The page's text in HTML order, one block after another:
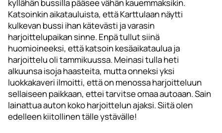
kyllähän bussilla pääsee vähän kauemmaksikin.
Katsoinkin aikatauluista, että Karttulaan näytti
kulkevan bussi ihan kätevästi ja varasin
harjoittelupaikan sinne. Enpä tullut siinä
huomioineeksi, että katsoin kesäaikataulua ja
harjoittelu oli tammikuussa. Meinasi tulla heti
alkuunsa isoja haasteita, mutta onneksi yksi
luokkakaveri ilmoitti, että on menossa harjoitteluun
sellaiseen paikkaan, ettei tarvitse omaa autoaan. Sain
lainattua auton koko harjoittelun ajaksi. Siitä olen
edelleen kiitollinen tälle ystävälle!